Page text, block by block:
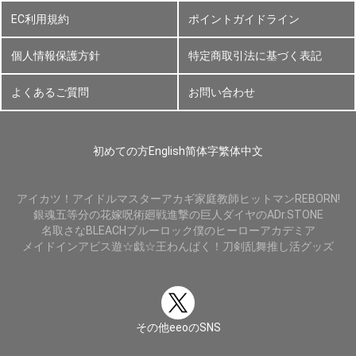
EC利用規約 ポイントガイドライン
個人情報保護方針 特定商取引法に基づく表記
よくあるご質問 お問い合わせ
初めての方English简体字繁体中文
アイカツ！ アイドルマスターアカギ家庭教師ヒットマンREBORN!
銀魂五等分の花嫁呪術廻戦進撃の巨人 ダイヤのADr.STONE
名取さなBLEACHブルーロック僕のヒーローアカデミア
メイドインアビス遊☆戯☆王わんぱく！刀剣乱舞推し活グッズ
その他eeoのSNS